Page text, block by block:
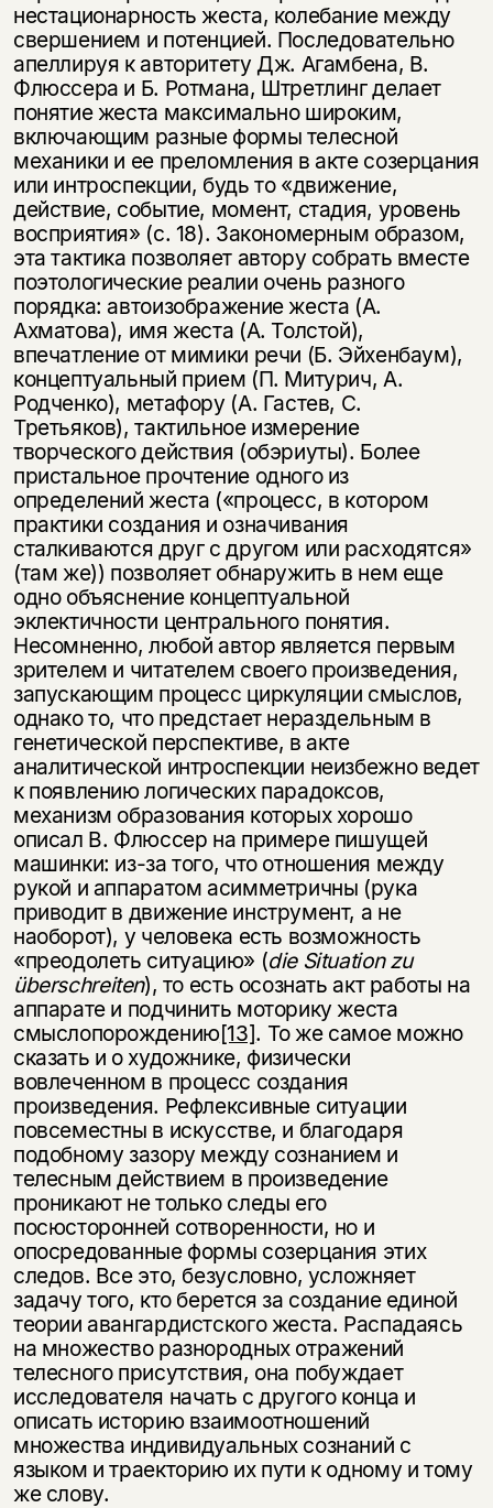
нестационарность жеста, колебание между
свершением и потенцией. Последовательно
апеллируя к авторитету Дж. Агамбена, В.
Флюссера и Б. Ротмана, Штретлинг делает
понятие жеста максимально широким,
включающим разные формы телесной
механики и ее преломления в акте созерцания
или интроспекции, будь то «движение,
действие, событие, момент, стадия, уровень
восприятия» (с. 18). Закономерным образом,
эта тактика позволяет автору собрать вместе
поэтологические реалии очень разного
порядка: автоизображение жеста (А.
Ахматова), имя жеста (А. Толстой),
впечатление от мимики речи (Б. Эйхенбаум),
концептуальный прием (П. Митурич, А.
Родченко), метафору (А. Гастев, С.
Третьяков), тактильное измерение
творческого действия (обэриуты). Более
пристальное прочтение одного из
определений жеста («процесс, в котором
практики создания и означивания
сталкиваются друг с другом или расходятся»
(там же)) позволяет обнаружить в нем еще
одно объяснение концептуальной
эклектичности центрального понятия.
Несомненно, любой автор является первым
зрителем и читателем своего произведения,
запускающим процесс циркуляции смыслов,
однако то, что предстает нераздельным в
генетической перспективе, в акте
аналитической интроспекции неизбежно ведет
к появлению логических парадоксов,
механизм образования которых хорошо
описал В. Флюссер на примере пишущей
машинки: из-за того, что отношения между
рукой и аппаратом асимметричны (рука
приводит в движение инструмент, а не
наоборот), у человека есть возможность
«преодолеть ситуацию» (die Situation zu
überschreiten), то есть осознать акт работы на
аппарате и подчинить моторику жеста
смыслопорождению[13]. То же самое можно
сказать и о художнике, физически
вовлеченном в процесс создания
произведения. Рефлексивные ситуации
повсеместны в искусстве, и благодаря
подобному зазору между сознанием и
телесным действием в произведение
проникают не только следы его
посюсторонней сотворенности, но и
опосредованные формы созерцания этих
следов. Все это, безусловно, усложняет
задачу того, кто берется за создание единой
теории авангардистского жеста. Распадаясь
на множество разнородных отражений
телесного присутствия, она побуждает
исследователя начать с другого конца и
описать историю взаимоотношений
множества индивидуальных сознаний с
языком и траекторию их пути к одному и тому
же слову.